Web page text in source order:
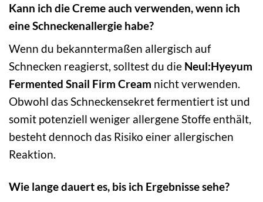
Kann ich die Creme auch verwenden, wenn ich
eine Schneckenallergie habe?
Wenn du bekanntermaßen allergisch auf
Schnecken reagierst, solltest du die Neul:Hyeyum
Fermented Snail Firm Cream nicht verwenden.
Obwohl das Schneckensekret fermentiert ist und
somit potenziell weniger allergene Stoffe enthält,
besteht dennoch das Risiko einer allergischen
Reaktion.
Wie lange dauert es, bis ich Ergebnisse sehe?